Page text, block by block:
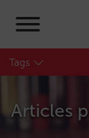
Tags
Articles